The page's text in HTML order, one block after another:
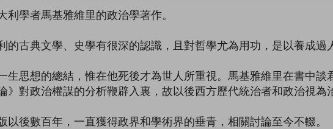
利學者馬基雅維里的政治學著作。
的古典文學、史學有很深的認識，且對哲學尤為用功，是以養成過
生思想的總結，惟在他死後才為世人所重視。馬基雅維里在書中
》對政治權謀的分析鞭辟入裏，故以後西方歷代統治者和政治視為
以後數百年，一直獲得政界和學術界的垂青，相關討論至今不輟。